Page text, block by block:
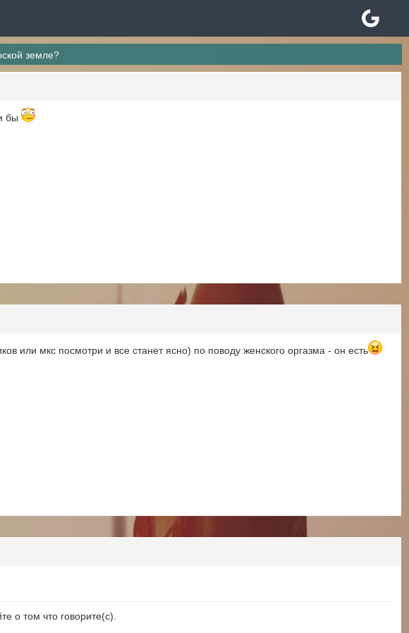
земле?
бы
или мкс посмотри и все станет ясно) по поводу женского оргазма - он есть
о том что говорите(с).